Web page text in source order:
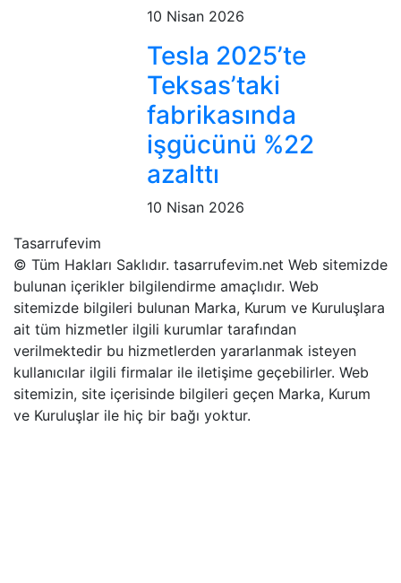
10 Nisan 2026
Tesla 2025’te
Teksas’taki
fabrikasında
işgücünü %22
azalttı
10 Nisan 2026
Tasarrufevim
© Tüm Hakları Saklıdır. tasarrufevim.net Web sitemizde
bulunan içerikler bilgilendirme amaçlıdır. Web
sitemizde bilgileri bulunan Marka, Kurum ve Kuruluşlara
ait tüm hizmetler ilgili kurumlar tarafından
verilmektedir bu hizmetlerden yararlanmak isteyen
kullanıcılar ilgili firmalar ile iletişime geçebilirler. Web
sitemizin, site içerisinde bilgileri geçen Marka, Kurum
ve Kuruluşlar ile hiç bir bağı yoktur.